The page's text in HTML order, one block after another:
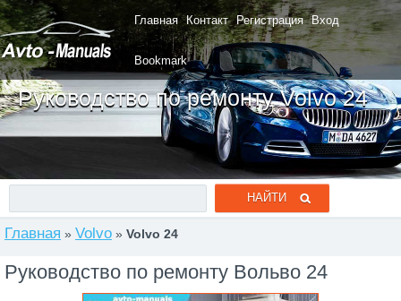
Главная Контакт Регистрация Вход
Bookmark
Руководство по ремонту Volvo 24
Главная » Volvo » Volvo 24
Руководство по ремонту Вольво 24